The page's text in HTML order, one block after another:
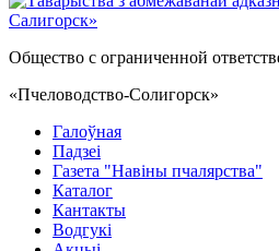
Общество с ограниченной
«Пчеловодство-Солигорск»
Галоўная
Падзеі
Газета "Навiны пчалярства"
Каталог
Кантакты
Водгукi